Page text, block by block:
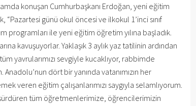
konuşan Cumhurbaşkanı Erdoğan, yeni eğitim
“Pazartesi günü okul öncesi ve ilkokul 1’inci sınıf
ile yeni eğitim öğretim yılına başladık.
kavuşuyorlar. Yaklaşık 3 aylık yaz tatilinin ardından
yavrularımızı sevgiyle kucaklıyor, rabbimde
dört bir yanında vatanımızın her
veren eğitim çalışanlarımızı saygıyla selamlıyorum.
tüm öğretmenlerimize, öğrencilerimizin